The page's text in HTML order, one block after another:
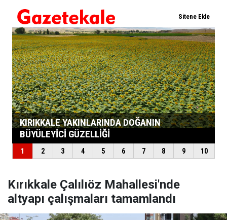
Kırıkkale Çalılıöz Mahallesi'nde
altyapı çalışmaları tamamlandı